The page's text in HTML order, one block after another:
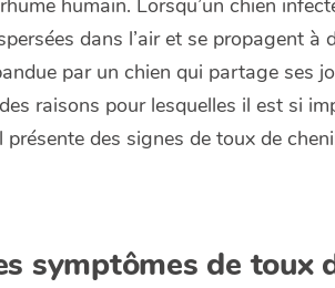
humain. Lorsqu’un chien
dans l’air et se propagent à
par un chien qui partage ses
raisons pour lesquelles il est si
des signes de toux de
symptômes de toux